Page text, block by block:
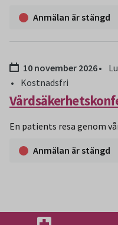
Anmälan är stängd
Datum:10 november 2026
Kostnadsfri
En patients resa genom
Anmälan är stängd